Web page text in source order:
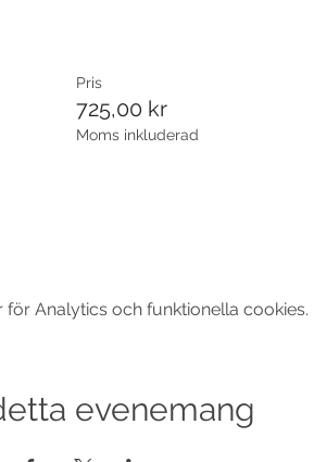
Pris
725,00 kr
Moms inkluderad
Analytics och funktionella cookies.
evenemang